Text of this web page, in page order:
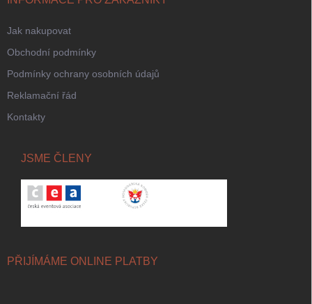
Jak nakupovat
Obchodní podmínky
Podmínky ochrany osobních údajů
Reklamační řád
Kontakty
JSME ČLENY
PŘIJÍMÁME ONLINE PLATBY